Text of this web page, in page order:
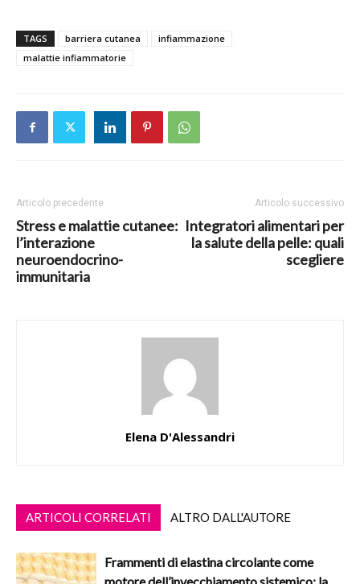
TAGS barriera cutanea
infiammazione
malattie infiammatorie
Articolo precedente
Stress e malattie cutanee:
l’interazione
neuroendocrino-
immunitaria
Articolo successivo
Integratori alimentari per
la salute della pelle: quali
scegliere
Elena D'Alessandri
ARTICOLI CORRELATI ALTRO DALL'AUTORE
Frammenti di elastina circolante come